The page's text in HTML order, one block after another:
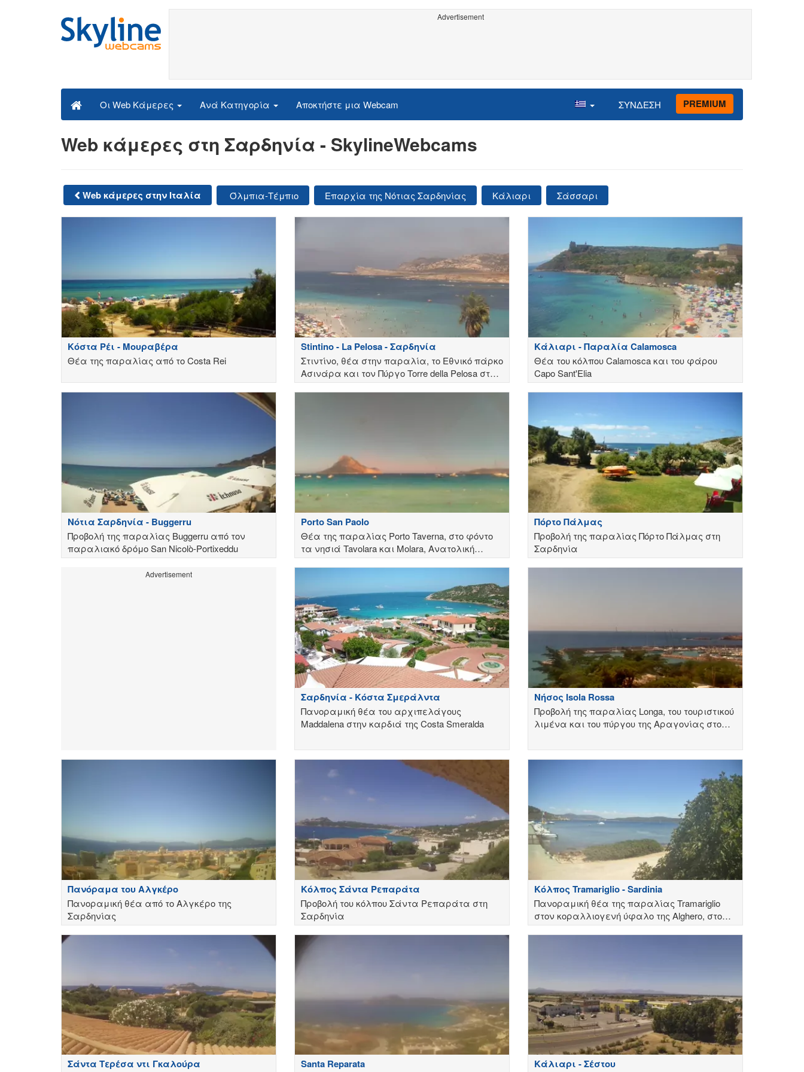
Advertisement
Οι Web Κάμερες Ανά Κατηγορία Αποκτήστε μια Webcam ΣΥΝΔΕΣΗ PREMIUM
Web κάμερες στη Σαρδηνία - SkylineWebcams
Web κάμερες στην Ιταλία Όλμπια-Τέμπιο Επαρχία της Νότιας Σαρδηνίας Κάλιαρι Σάσσαρι
Κόστα Ρέι - Μουραβέρα
Θέα της παραλίας από το Costa Rei
Stintino - La Pelosa - Σαρδηνία
Στιντίνο, θέα στην παραλία, το Εθνικό πάρκο
Ασινάρα και τον Πύργο Torre della Pelosa στη
Σαρδηνία της Ιταλίας
Κάλιαρι - Παραλία Calamosca
Θέα του κόλπου Calamosca και του φάρου
Capo Sant'Elia
Νότια Σαρδηνία - Buggerru
Προβολή της παραλίας Buggerru από τον
παραλιακό δρόμο San Nicolò-Portixeddu
Porto San Paolo
Θέα της παραλίας Porto Taverna, στο φόντο
τα νησιά Tavolara και Molara, Ανατολική
πλευρά
Πόρτο Πάλμας
Προβολή της παραλίας Πόρτο Πάλμας στη
Σαρδηνία
Advertisement
Σαρδηνία - Κόστα Σμεράλντα
Πανοραμική θέα του αρχιπελάγους
Maddalena στην καρδιά της Costa Smeralda
Νήσος Isola Rossa
Προβολή της παραλίας Longa, του τουριστικού
λιμένα και του πύργου της Αραγονίας στο
Πανόραμα του Αλγκέρο
Πανοραμική θέα από το Αλγκέρο της
Σαρδηνίας
Κόλπος Σάντα Ρεπαράτα
Προβολή του κόλπου Σάντα Ρεπαράτα στη
Σαρδηνία
Κόλπος Tramariglio - Sardinia
Πανοραμική θέα της παραλίας Tramariglio
στoν κοραλλιογενή ύφαλο της Alghero, στο
Σάσσαρι της Σαρδινίας
Σάντα Τερέσα ντι Γκαλούρα Santa Reparata Κάλιαρι - Σέστου